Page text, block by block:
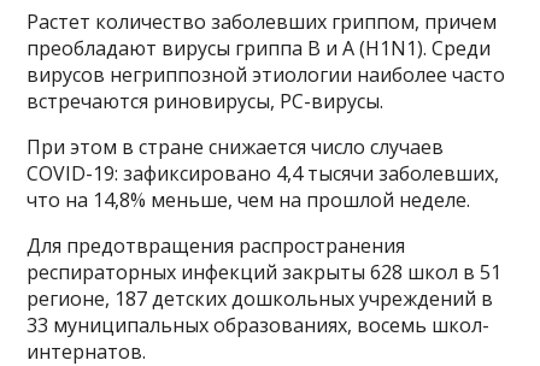
Растет количество заболевших гриппом, причем
преобладают вирусы гриппа B и A (H1N1). Среди
вирусов негриппозной этиологии наиболее часто
встречаются риновирусы, РС-вирусы.
При этом в стране снижается число случаев
COVID-19: зафиксировано 4,4 тысячи заболевших,
что на 14,8% меньше, чем на прошлой неделе.
Для предотвращения распространения
респираторных инфекций закрыты 628 школ в 51
регионе, 187 детских дошкольных учреждений в
33 муниципальных образованиях, восемь школ-
интернатов.